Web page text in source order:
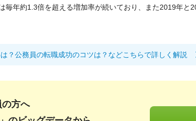
毎年約1.3倍を超える増加率が続いており、また2019年と
？公務員の転職成功のコツは？などこちらで詳しく解説
の方へ